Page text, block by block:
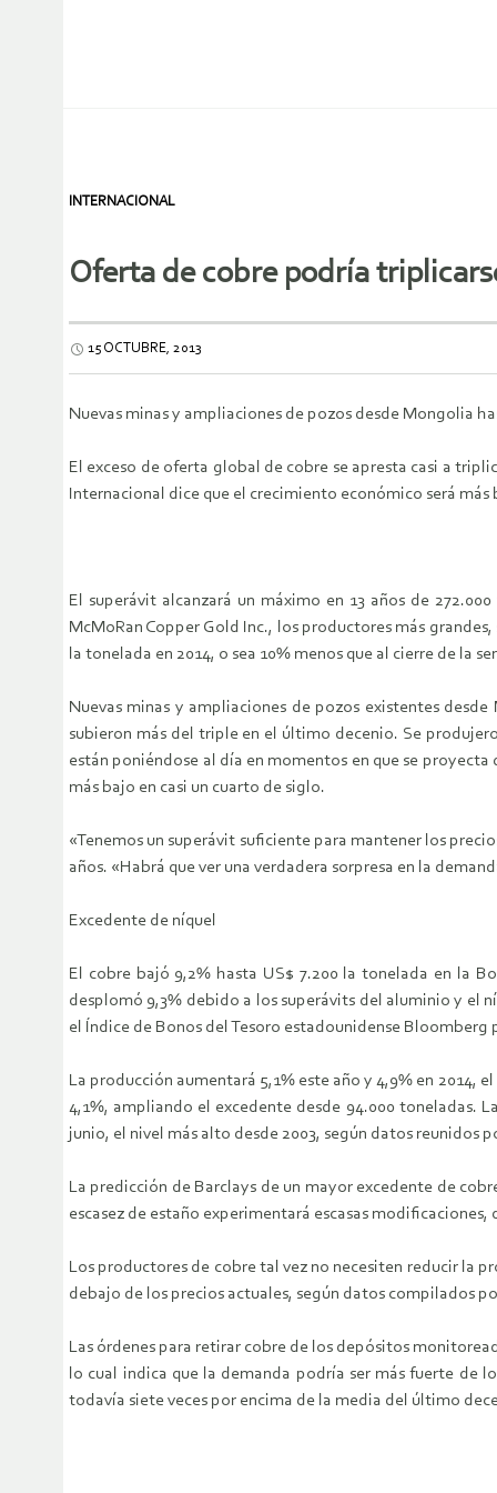
INTERNACIONAL
Oferta de cobre podría
15 OCTUBRE, 2013
Nuevas minas y ampliaciones de pozos desde Mongolia
El exceso de oferta global de cobre se apresta casi a
Internacional dice que el crecimiento económico será
El superávit alcanzará un máximo en 13 años de
McMoRan Copper Gold Inc., los productores más
la tonelada en 2014, o sea 10% menos que al cierre de
Nuevas minas y ampliaciones de pozos existentes
subieron más del triple en el último decenio. Se
están poniéndose al día en momentos en que se
más bajo en casi un cuarto de siglo.
«Tenemos un superávit suficiente para mantener los
años. «Habrá que ver una verdadera sorpresa en la
Excedente de níquel
El cobre bajó 9,2% hasta US$ 7.200 la tonelada en la
desplomó 9,3% debido a los superávits del aluminio y el
el Índice de Bonos del Tesoro estadounidense Bloomberg
La producción aumentará 5,1% este año y 4,9% en 2014,
4,1%, ampliando el excedente desde 94.000 toneladas.
junio, el nivel más alto desde 2003, según datos reunidos
La predicción de Barclays de un mayor excedente de
escasez de estaño experimentará escasas modificaciones,
Los productores de cobre tal vez no necesiten reducir la
debajo de los precios actuales, según datos compilados
Las órdenes para retirar cobre de los depósitos
lo cual indica que la demanda podría ser más fuerte de
todavía siete veces por encima de la media del último